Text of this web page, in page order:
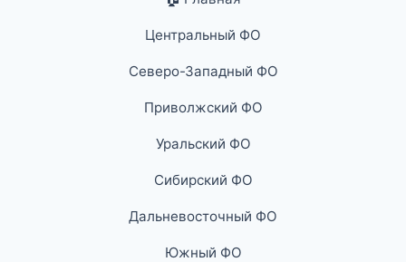
Центральный ФО
Северо-Западный ФО
Приволжский ФО
Уральский ФО
Сибирский ФО
Дальневосточный ФО
Южный ФО